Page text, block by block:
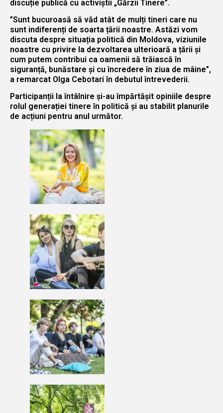
discuție publică cu activiștii „Gărzii Tinere”.
”Sunt bucuroasă să văd atât de mulți tineri care nu
sunt indiferenți de soarta țării noastre. Astăzi vom
discuta despre situația politică din Moldova, viziunile
noastre cu privire la dezvoltarea ulterioară a țării și
cum putem contribui ca oamenii să trăiască în
siguranță, bunăstare și cu încredere în ziua de mâine”,
a remarcat Olga Cebotari în debutul întrevederii.
Participanții la întâlnire și-au împărtășit opiniile despre
rolul generației tinere în politică și au stabilit planurile
de acțiuni pentru anul următor.